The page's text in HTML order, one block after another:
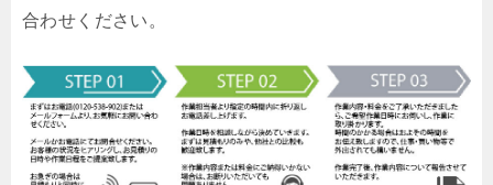
合わせください。